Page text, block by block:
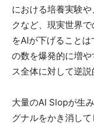
における培養実験
クなど、現実世界
をAIが下げること
の数を爆発的に増
ス全体に対して逆説
大量のAI Slopが生
グナルをかき消し